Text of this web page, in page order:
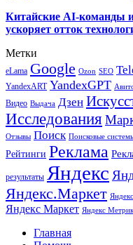
Китайские AI-команды
ускоряет отток
Метки
eLama Google Ozon SEO
YandexART YandexGPT
Видео Выдача Дзен
Исследования
Отзывы Поиск Поисковые
Рейтинги Реклама
результаты Яндекс
Яндекс.Маркет
Яндекс Маркет Яндекс
Главная